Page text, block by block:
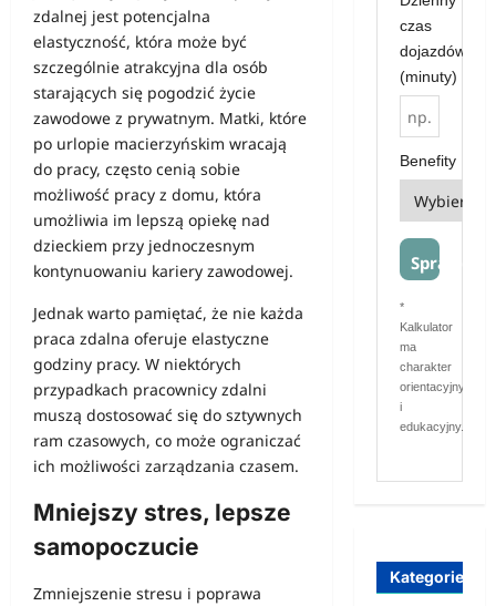
zdalnej jest potencjalna
elastyczność, która może być
szczególnie atrakcyjna dla osób
starających się pogodzić życie
zawodowe z prywatnym. Matki, które
po urlopie macierzyńskim wracają
do pracy, często cenią sobie
możliwość pracy z domu, która
umożliwia im lepszą opiekę nad
dzieckiem przy jednoczesnym
kontynuowaniu kariery zawodowej.
Jednak warto pamiętać, że nie każda
praca zdalna oferuje elastyczne
godziny pracy. W niektórych
przypadkach pracownicy zdalni
muszą dostosować się do sztywnych
ram czasowych, co może ograniczać
ich możliwości zarządzania czasem.
Mniejszy stres, lepsze
samopoczucie
Zmniejszenie stresu i poprawa
czas
dojazdów
(minuty)
Benefity
Sprawdź
*
Kalkulator
ma
charakter
orientacyjny
i
edukacyjny.
Kategorie